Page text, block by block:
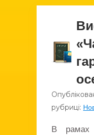
рубриці:
В рамах